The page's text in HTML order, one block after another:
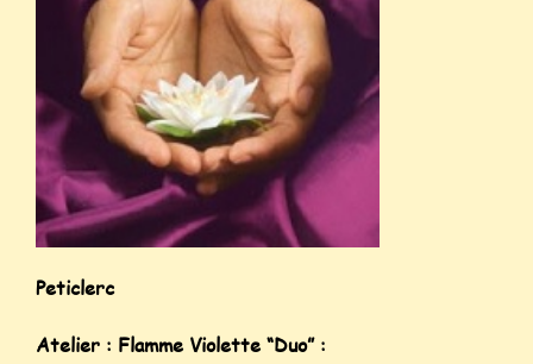
Peticlerc
Atelier : Flamme Violette “Duo” :